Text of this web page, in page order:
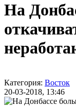
На
Категория: Восток
20-03-2018, 13:46